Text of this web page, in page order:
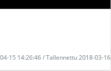
15 14:26:46 / Tallennettu 2018-03-16